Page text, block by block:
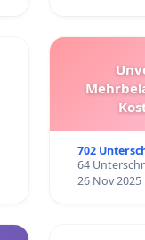
702
64
26 Nov 2025